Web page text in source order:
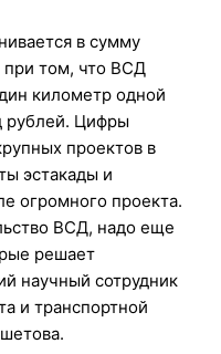
в сумму
том, что ВСД
километр одной
рублей. Цифры
проектов в
эстакады и
огромного проекта.
ВСД, надо еще
решает
научный сотрудник
и транспортной